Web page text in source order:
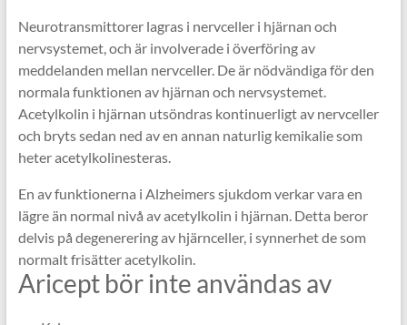
Neurotransmittorer lagras i nervceller i hjärnan och
nervsystemet, och är involverade i överföring av
meddelanden mellan nervceller. De är nödvändiga för den
normala funktionen av hjärnan och nervsystemet.
Acetylkolin i hjärnan utsöndras kontinuerligt av nervceller
och bryts sedan ned av en annan naturlig kemikalie som
heter acetylkolinesteras.
En av funktionerna i Alzheimers sjukdom verkar vara en
lägre än normal nivå av acetylkolin i hjärnan. Detta beror
delvis på degenerering av hjärnceller, i synnerhet de som
normalt frisätter acetylkolin.
Aricept bör inte användas av